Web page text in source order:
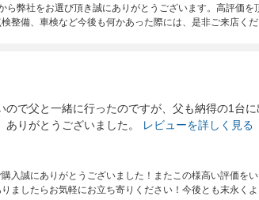
ら弊社をお選び頂き誠にありがとうございます。高評価
整備、車検など今後も何かあった際には、是非ご来店く
ので父と一緒に行ったのですが、父も納得の1台
りがとうございました。
レビューを詳しく見る
入誠にありがとうございました！またこの様高い評価を
ましたらお気軽にお立ち寄りください！今後とも末永くよ